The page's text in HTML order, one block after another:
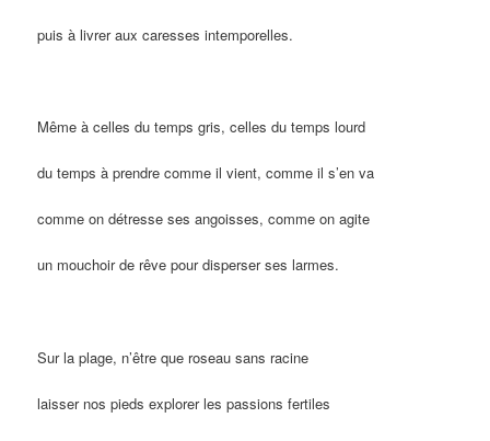
puis à livrer aux caresses intemporelles.
Même à celles du temps gris, celles du temps lourd
du temps à prendre comme il vient, comme il s’en va
comme on détresse ses angoisses, comme on agite
un mouchoir de rêve pour disperser ses larmes.
Sur la plage, n’être que roseau sans racine
laisser nos pieds explorer les passions fertiles